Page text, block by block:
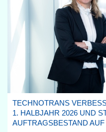
TECHNOTRANS
1. HALBJAHR 2026 UND
AUFTRAGSBESTAND